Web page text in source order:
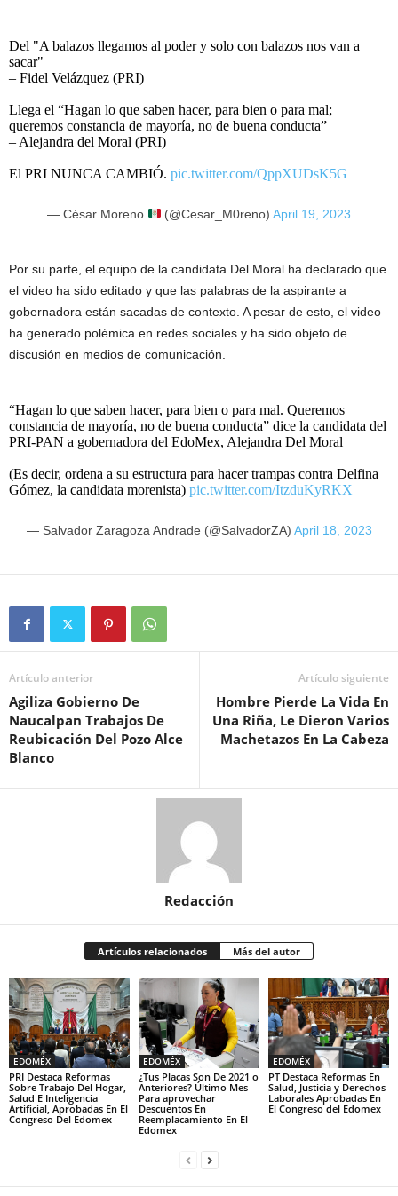
Del "A balazos llegamos al poder y solo con balazos nos van a
sacar"
– Fidel Velázquez (PRI)
Llega el “Hagan lo que saben hacer, para bien o para mal;
queremos constancia de mayoría, no de buena conducta”
– Alejandra del Moral (PRI)
El PRI NUNCA CAMBIÓ. pic.twitter.com/QppXUDsK5G
— César Moreno (@Cesar_M0reno)April 19, 2023
Por su parte, el equipo de la candidata Del Moral ha declarado que
el video ha sido editado y que las palabras de la aspirante a
gobernadora están sacadas de contexto. A pesar de esto, el video
ha generado polémica en redes sociales y ha sido objeto de
discusión en medios de comunicación.
“Hagan lo que saben hacer, para bien o para mal. Queremos
constancia de mayoría, no de buena conducta” dice la candidata del
PRI-PAN a gobernadora del EdoMex, Alejandra Del Moral
(Es decir, ordena a su estructura para hacer trampas contra Delfina
Gómez, la candidata morenista) pic.twitter.com/ItzduKyRKX
— Salvador Zaragoza Andrade (@SalvadorZA) April 18, 2023
Artículo anterior
Agiliza Gobierno De
Naucalpan Trabajos De
Reubicación Del Pozo Alce
Blanco
Artículo siguiente
Hombre Pierde La Vida En
Una Riña, Le Dieron Varios
Machetazos En La Cabeza
Redacción
Artículos relacionados Más del autor
EDOMÉX
PRI Destaca Reformas
Sobre Trabajo Del Hogar,
Salud E Inteligencia
Artificial, Aprobadas En El
Congreso Del Edomex
EDOMÉX
¿Tus Placas Son De 2021 o
Anteriores? Último Mes
Para aprovechar
Descuentos En
Reemplacamiento En El
Edomex
EDOMÉX
PT Destaca Reformas En
Salud, Justicia y Derechos
Laborales Aprobadas En
El Congreso del Edomex